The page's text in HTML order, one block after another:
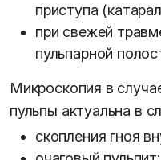
приступа
при свежей
пульпарной
Микроскопия в
пульпы актуальна в
скопления гноя